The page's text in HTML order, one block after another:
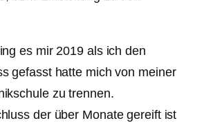
es mir 2019 als ich den
gefasst hatte mich von meiner
zu trennen.
der über Monate gereift ist